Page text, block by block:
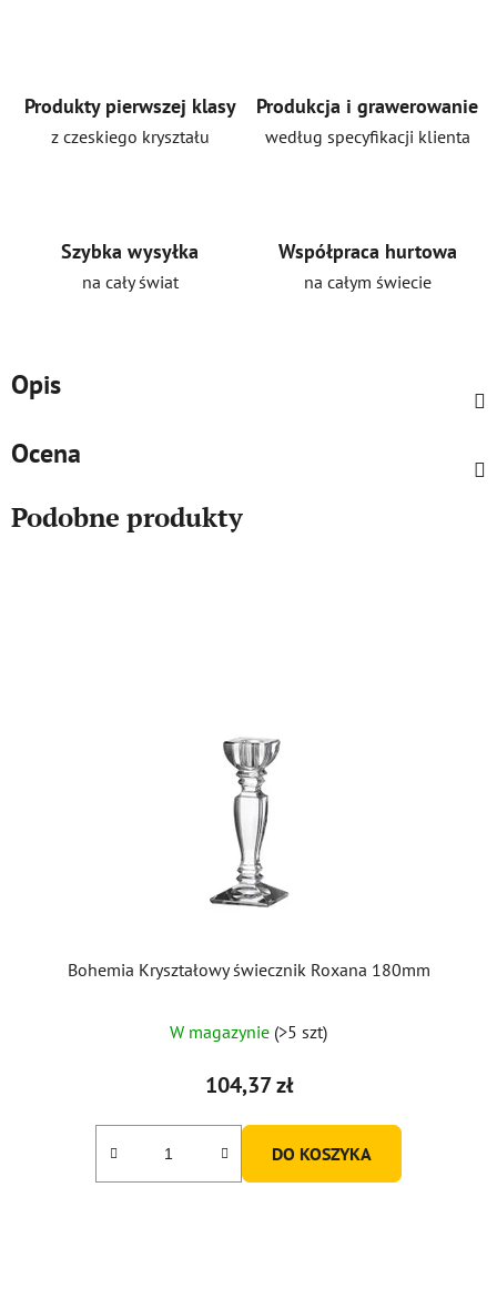
Produkty pierwszej klasy
z czeskiego kryształu
Produkcja i grawerowanie
według specyfikacji klienta
Szybka wysyłka
na cały świat
Współpraca hurtowa
na całym świecie
Opis
Ocena
Podobne produkty
Bohemia Kryształowy świecznik Roxana 180mm
W magazynie (>5 szt)
104,37 zł
DO KOSZYKA